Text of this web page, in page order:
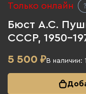
Только онлайн
Бюст А.С.
СССР, 1950-
5 500 ₽В наличии: 1